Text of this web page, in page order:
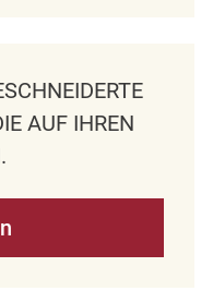
J
AUF IHREN I